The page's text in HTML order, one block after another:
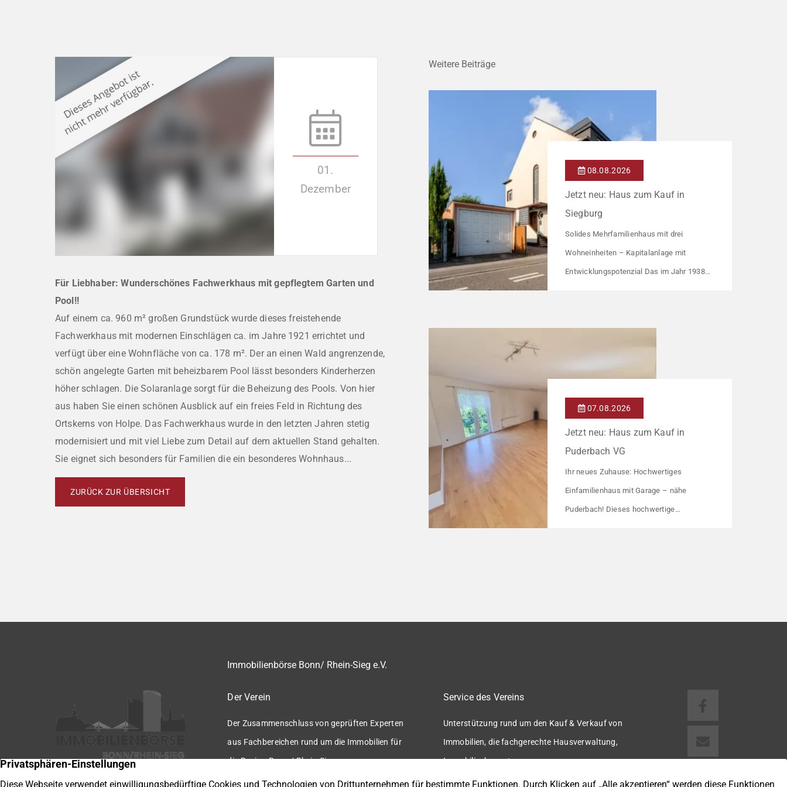
01.
Dezember
Für Liebhaber: Wunderschönes Fachwerkhaus mit gepflegtem Garten und
Pool!!
Auf einem ca. 960 m² großen Grundstück wurde dieses freistehende
Fachwerkhaus mit modernen Einschlägen ca. im Jahre 1921 errichtet und
verfügt über eine Wohnfläche von ca. 178 m². Der an einen Wald angrenzende,
schön angelegte Garten mit beheizbarem Pool lässt besonders Kinderherzen
höher schlagen. Die Solaranlage sorgt für die Beheizung des Pools. Von hier
aus haben Sie einen schönen Ausblick auf ein freies Feld in Richtung des
Ortskerns von Holpe. Das Fachwerkhaus wurde in den letzten Jahren stetig
modernisiert und mit viel Liebe zum Detail auf dem aktuellen Stand gehalten.
Sie eignet sich besonders für Familien die ein besonderes Wohnhaus...
ZURÜCK ZUR ÜBERSICHT
Weitere Beiträge
08.08.2026
Jetzt neu: Haus zum Kauf in
Siegburg
Solides Mehrfamilienhaus mit drei
Wohneinheiten – Kapitalanlage mit
Entwicklungspotenzial Das im Jahr 1938
Kapitalanleger, die ein solides
monatlich – das entspricht lediglich rund 6,30
€/m². Damit liegt das Mietniveau deutlich
07.08.2026
Jetzt neu: Haus zum Kauf in
Puderbach VG
Ihr neues Zuhause: Hochwertiges
Einfamilienhaus mit Garage – nähe
Puderbach! Dieses hochwertige
drei weiteren Häusern bildet es eine
Immobilienbörse Bonn/ Rhein-Sieg e.V.
Der Verein
Der Zusammenschluss von geprüften Experten
aus Fachbereichen rund um die Immobilien für
die Region Bonn / Rhein-Sieg.
Service des Vereins
Unterstützung rund um den Kauf & Verkauf von
Immobilien, die fachgerechte Hausverwaltung,
Immobilienbewertung u.v.m.